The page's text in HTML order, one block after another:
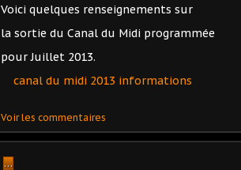
Voici quelques renseignements sur
la sortie du Canal du Midi programmée
pour Juillet 2013.
canal du midi 2013 informations
Voir les commentaires
…